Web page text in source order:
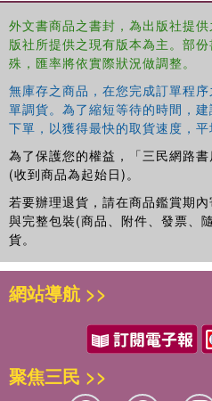
外文書商品之書封，為出版社提
版社所提供之現有版本為主。部
殊，匯率將依實際狀況做調整。
無庫存之商品，在您完成訂單程
單調貨。為了縮短等待的時間，
下單，以獲得最快的取貨速度，平
為了保護您的權益，「三民網路書
(收到商品為起始日)。
若要辦理退貨，請在商品鑑賞期
與完整包裝(商品、附件、發票、
貨。
網站導航 >>
聚焦三民 >>